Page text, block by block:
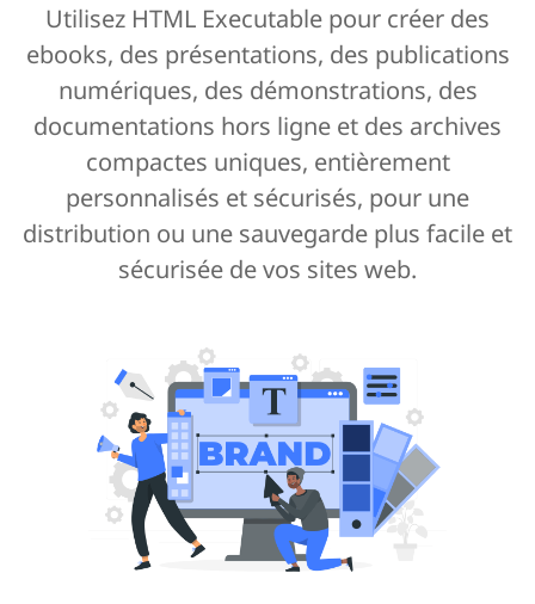
Utilisez HTML Executable pour créer des
ebooks, des présentations, des publications
numériques, des démonstrations, des
documentations hors ligne et des archives
compactes uniques, entièrement
personnalisés et sécurisés, pour une
distribution ou une sauvegarde plus facile et
sécurisée de vos sites web.